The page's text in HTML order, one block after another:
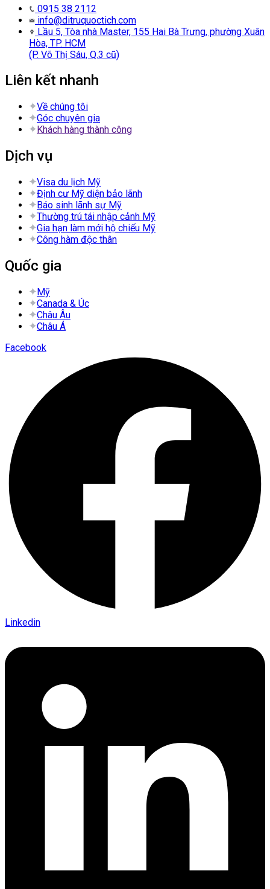
0915 38 2112
info@ditruquoctich.com
Lầu 5, Tòa nhà Master, 155 Hai Bà Trưng, phường Xuân
Hòa, TP. HCM
(P. Võ Thị Sáu, Q.3 cũ)
Liên kết nhanh
Về chúng tôi
Góc chuyên gia
Khách hàng thành công
Dịch vụ
Visa du lịch Mỹ
Định cư Mỹ diện bảo lãnh
Báo sinh lãnh sự Mỹ
Thường trú tái nhập cảnh Mỹ
Gia hạn làm mới hộ chiếu Mỹ
Công hàm độc thân
Quốc gia
Mỹ
Canada & Úc
Châu Âu
Châu Á
Facebook
Linkedin